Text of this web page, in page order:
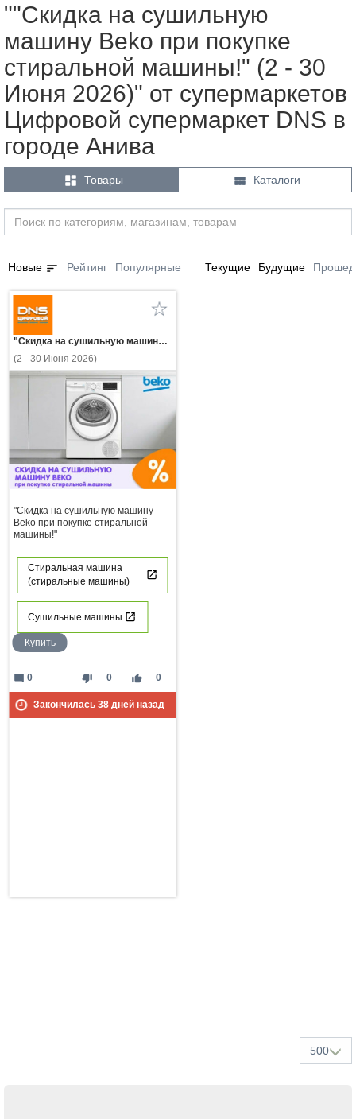
""Скидка на сушильную
машину Beko при покупке
стиральной машины!" (2 - 30
Июня 2026)" от супермаркетов
Цифровой супермаркет DNS в
городе Анива
 Товары  Каталоги
Новые sort Рейтинг Популярные Текущие Будущие
"Скидка на сушильную машину Beko при покупке стиральной машины!"
(2 - 30 Июня 2026)
"Скидка на сушильную машину
Beko при покупке стиральной
машины!"
Стиральная машина
(стиральные машины)
Сушильные машины
Купить
thumb_down 0 thumb_up 0
mode_comment 0
Закончилась 38дней назад
500